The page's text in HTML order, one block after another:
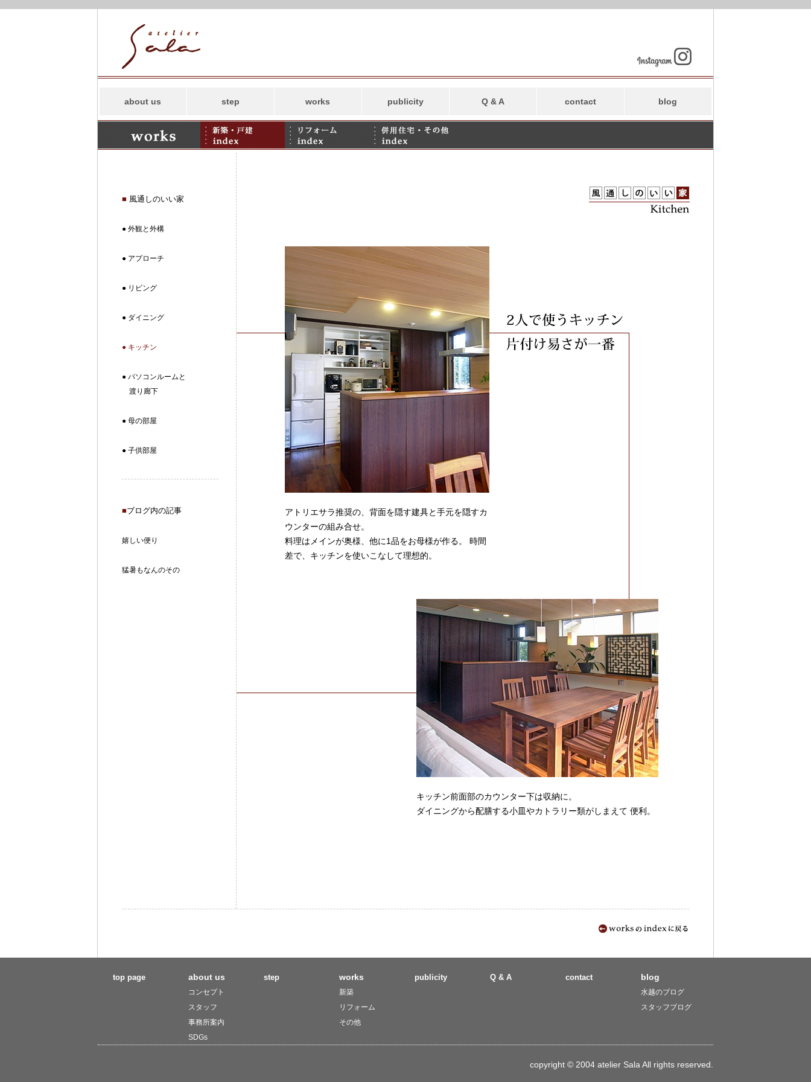
about us
コンセプト
事務所案内
アトリエサラの
SDGs
step works
新築
リフォーム
併用住宅・その他
publicity Q & A contact blog
■ 風通しのいい家
● 外観と外構
● アプローチ
● リビング
● ダイニング
● キッチン
● パソコンルームと
渡り廊下
● 母の部屋
● 子供部屋
■ブログ内の記事
嬉しい便り
猛暑もなんのその
アトリエサラ推奨の、背面を隠す建具と手元を隠すカ
ウンターの組み合せ。
料理はメインが奥様、他に1品をお母様が作る。 時間
差で、キッチンを使いこなして理想的。
キッチン前面部のカウンター下は収納に。
ダイニングから配膳する小皿やカトラリー類がしまえて 便利。
top page about us
コンセプト
スタッフ
事務所案内
SDGs
step works
新築
リフォーム
その他
publicity Q & A contact blog
水越のブログ
スタッフブログ
copyright © 2004 atelier Sala All rights reserved.